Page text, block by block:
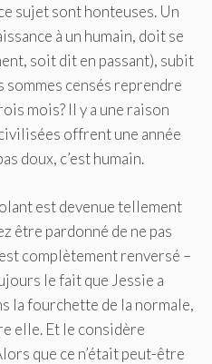
sujet sont honteuses. Un
à un humain, doit se
soit dit en passant), subit
sommes censés reprendre
mois? Il y a une raison
offrent une année
doux, c’est humain.
est devenue tellement
être pardonné de ne pas
complètement renversé –
le fait que Jessie a
la fourchette de la normale,
elle. Et le considère
que ce n’était peut-être